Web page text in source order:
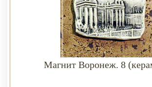
Магнит Воронеж. 8